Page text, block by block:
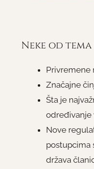
Neke od
Privremene
Značajne
Šta je
određivanje
Nove
postupcima
država